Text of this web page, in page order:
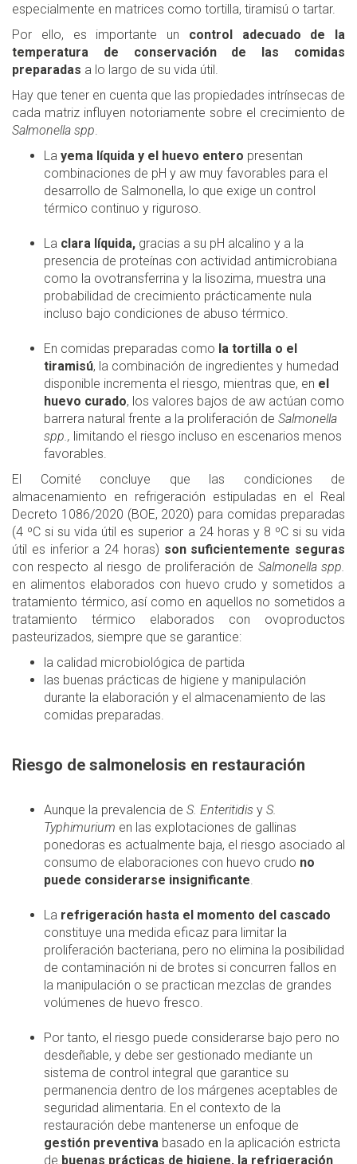
especialmente en matrices como tortilla, tiramisú o tartar.
Por ello, es importante un control adecuado de la
temperatura de conservación de las comidas
preparadas a lo largo de su vida útil.
Hay que tener en cuenta que las propiedades intrínsecas de
cada matriz influyen notoriamente sobre el crecimiento de
Salmonella spp
La yema líquida y el huevo entero presentan
combinaciones de pH y aw muy favorables para el
desarrollo de Salmonella, lo que exige un control
térmico continuo y riguroso.
La clara líquida, gracias a su pH alcalino y a la
presencia de proteínas con actividad antimicrobiana
como la ovotransferrina y la lisozima, muestra una
probabilidad de crecimiento prácticamente nula
incluso bajo condiciones de abuso térmico.
En comidas preparadas como la tortilla o el
tiramisú, la combinación de ingredientes y humedad
disponible incrementa el riesgo, mientras que, en el
huevo curado, los valores bajos de aw actúan como
barrera natural frente a la proliferación de Salmonella
spp., limitando el riesgo incluso en escenarios menos
favorables.
El Comité concluye que las condiciones de
almacenamiento en refrigeración estipuladas en el Real
Decreto 1086/2020 (BOE, 2020) para comidas preparadas
(4 ºC si su vida útil es superior a 24 horas y 8 ºC si su vida
útil es inferior a 24 horas) son suficientemente seguras
con respecto al riesgo de proliferación de Salmonella spp.
en alimentos elaborados con huevo crudo y sometidos a
tratamiento térmico, así como en aquellos no sometidos a
tratamiento térmico elaborados con ovoproductos
pasteurizados, siempre que se garantice:
la calidad microbiológica de partida
las buenas prácticas de higiene y manipulación
durante la elaboración y el almacenamiento de las
comidas preparadas.
Riesgo de salmonelosis en restauración
Aunque la prevalencia de S. Enteritidis y S.
Typhimurium en las explotaciones de gallinas
ponedoras es actualmente baja, el riesgo asociado al
consumo de elaboraciones con huevo crudo no
puede considerarse insignificante
La refrigeración hasta el momento del cascado
constituye una medida eficaz para limitar la
proliferación bacteriana, pero no elimina la posibilidad
de contaminación ni de brotes si concurren fallos en
la manipulación o se practican mezclas de grandes
volúmenes de huevo fresco.
Por tanto, el riesgo puede considerarse bajo pero no
desdeñable, y debe ser gestionado mediante un
sistema de control integral que garantice su
permanencia dentro de los márgenes aceptables de
seguridad alimentaria. En el contexto de la
restauración debe mantenerse un enfoque de
gestión preventiva basado en la aplicación estricta
de buenas prácticas de higiene, la refrigeración